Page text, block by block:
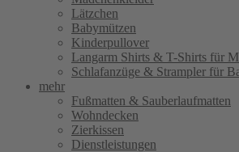
Lätzchen
Babymützen
Kinderpullover
Langarm Shirts & T-Shirts für
Schlafanzüge & Strampler für
mehr
Fußmatten & Sauberlaufmatten
Wohndecken
Zierkissen
Dienstleistungen